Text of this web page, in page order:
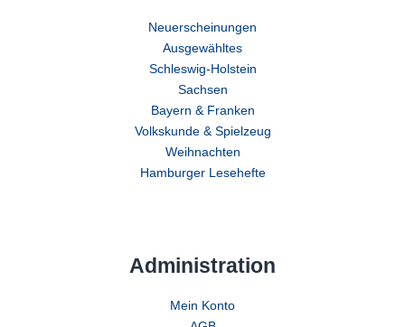
Neuerscheinungen
Ausgewähltes
Schleswig-Holstein
Sachsen
Bayern & Franken
Volkskunde & Spielzeug
Weihnachten
Hamburger Lesehefte
Administration
Mein Konto